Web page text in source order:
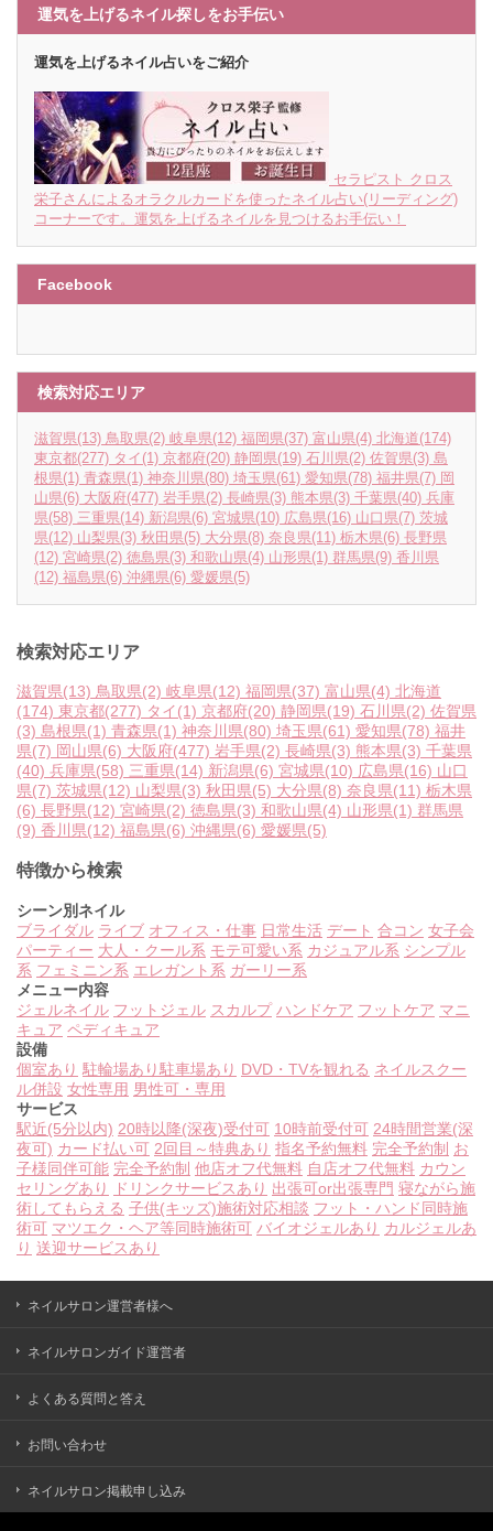
運気を上げるネイル探しをお手伝い
運気を上げるネイル占いをご紹介
セラピスト クロス
栄子さんによるオラクルカードを使ったネイル占い(リーディング)
コーナーです。運気を上げるネイルを見つけるお手伝い！
Facebook
検索対応エリア
滋賀県(13) 鳥取県(2) 岐阜県(12) 福岡県(37) 富山県(4) 北海道(174)
東京都(277) タイ (1) 京都府(20) 静岡県(19) 石川県(2) 佐賀県(3) 島
根県(1) 青森県(1) 神奈川県(80) 埼玉県(61) 愛知県(78) 福井県(7) 岡
山県(6) 大阪府(477) 岩手県(2) 長崎県(3) 熊本県(3) 千葉県(40) 兵庫
県(58) 三重県(14) 新潟県(6) 宮城県(10) 広島県(16) 山口県(7) 茨城
県(12) 山梨県(3) 秋田県(5) 大分県(8) 奈良県(11) 栃木県(6) 長野県
(12) 宮崎県(2) 徳島県(3) 和歌山県(4) 山形県(1) 群馬県(9) 香川県
(12) 福島県(6) 沖縄県(6) 愛媛県(5)
検索対応エリア
滋賀県(13) 鳥取県(2) 岐阜県(12) 福岡県(37) 富山県(4) 北海道
(174) 東京都(277) タイ(1) 京都府(20) 静岡県(19) 石川県(2) 佐賀県
(3) 島根県(1) 青森県(1) 神奈川県(80) 埼玉県(61) 愛知県(78) 福井
県(7) 岡山県(6) 大阪府(477) 岩手県(2) 長崎県(3) 熊本県(3) 千葉県
(40) 兵庫県(58) 三重県(14) 新潟県(6) 宮城県(10) 広島県(16) 山口
県(7) 茨城県(12) 山梨県(3) 秋田県(5) 大分県(8) 奈良県(11) 栃木県
(6) 長野県(12) 宮崎県(2) 徳島県(3) 和歌山県(4) 山形県(1) 群馬県
(9) 香川県(12) 福島県(6) 沖縄県(6) 愛媛県(5)
特徴から検索
シーン別ネイル
ブライダル ライブ オフィス・仕事 日常生活 デート 合コン 女子会
パーティー 大人・クール系 モテ可愛い系 カジュアル系 シンプル
系 フェミニン系 エレガント系 ガーリー系
メニュー内容
ジェルネイル フットジェル スカルプ ハンドケア フットケア マニ
キュア ペディキュア
設備
個室あり 駐輪場あり駐車場あり DVD・TVを観れる ネイルスクー
ル併設 女性専用 男性可・専用
サービス
駅近(5分以内) 20時以降(深夜)受付可 10時前受付可 24時間営業(深
夜可) カード払い可 2回目～特典あり 指名予約無料 完全予約制 お
子様同伴可能 完全予約制 他店オフ代無料 自店オフ代無料 カウン
セリングあり
ドリンクサービスあり 出張可or出張専門 寝ながら施
術してもらえる 子供(キッズ)施術対応相談 フット・ハンド同時施
術可 マツエク・ヘア等同時施術可 バイオジェルあり カルジェルあ
り 送迎サービスあり
ネイルサロン運営者様へ
ネイルサロンガイド運営者
よくある質問と答え
お問い合わせ
ネイルサロン掲載申し込み